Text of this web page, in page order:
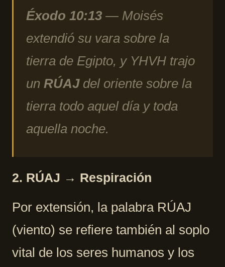
Éxodo 10:13 — Moisés
extendió su vara sobre la
tierra de Egipto, y YHVH trajo
un RÚAJdel oriente sobre la
tierra todo aquel día y toda
aquella noche.
2. RÚAJ → Respiración
Por extensión, la palabra RÚAJ
(viento) se refiere también al soplo
vital de los seres humanos y los